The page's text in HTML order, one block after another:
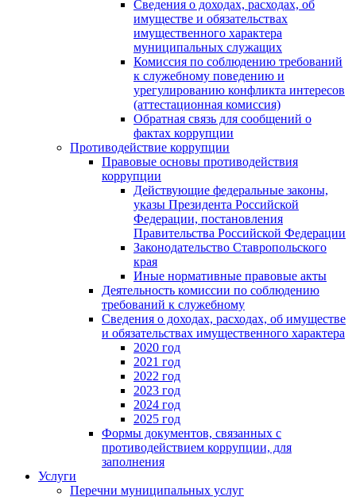
Сведения о доходах, расходах, об
имуществе и обязательствах
имущественного характера
муниципальных служащих
Комиссия по соблюдению требований
к служебному поведению и
урегулированию конфликта интересов
(аттестационная комиссия)
Обратная связь для сообщений о
фактах коррупции
Противодействие коррупции
Правовые основы противодействия
коррупции
Действующие федеральные законы,
указы Президента Российской
Федерации, постановления
Правительства Российской Федерации
Законодательство Ставропольского
края
Иные нормативные правовые акты
Деятельность комиссии по соблюдению
требований к служебному
Сведения о доходах, расходах, об имуществе
и обязательствах имущественного характера
2020 год
2021 год
2022 год
2023 год
2024 год
2025 год
Формы документов, связанных с
противодействием коррупции, для
заполнения
Услуги
Перечни муниципальных услуг